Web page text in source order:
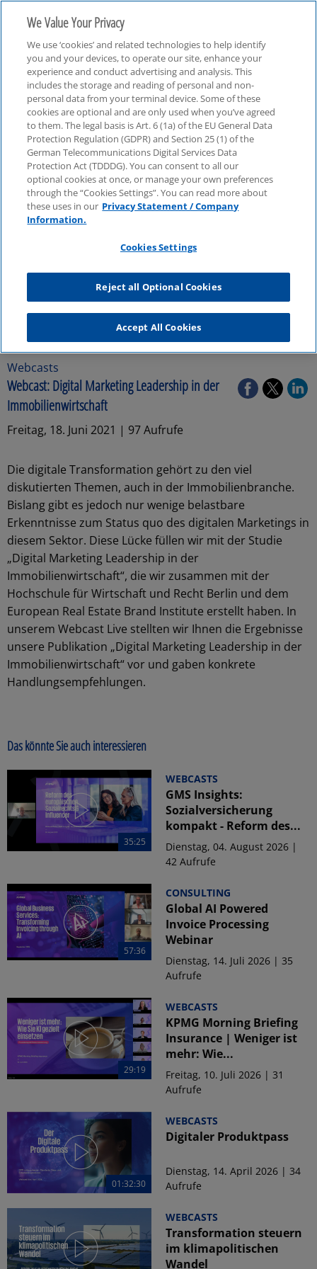
Webcasts
Webcasts
Webcast: Digital Marketing Leadership in der
Immobilienwirtschaft
Freitag, 18. Juni 2021 | 97 Aufrufe
Die digitale Transformation gehört zu den viel
diskutierten Themen, auch in der Immobilienbranche.
Bislang gibt es jedoch nur wenige belastbare
Erkenntnisse zum Status quo des digitalen Marketings in
diesem Sektor. Diese Lücke füllen wir mit der Studie
„Digital Marketing Leadership in der
Immobilienwirtschaft“, die wir zusammen mit der
Hochschule für Wirtschaft und Recht Berlin und dem
European Real Estate Brand Institute erstellt haben. In
unserem Webcast Live stellten wir Ihnen die Ergebnisse
unsere Publikation „Digital Marketing Leadership in der
Immobilienwirtschaft“ vor und gaben konkrete
Handlungsempfehlungen.
Das könnte Sie auch interessieren
35:25
WEBCASTS
GMS Insights:
Sozialversicherung
kompakt - Reform des...
Dienstag, 04. August 2026 |
42 Aufrufe
57:36
CONSULTING
Global AI Powered
Invoice Processing
Webinar
Dienstag, 14. Juli 2026 | 35
Aufrufe
29:19
WEBCASTS
KPMG Morning Briefing
Insurance | Weniger ist
mehr: Wie...
Freitag, 10. Juli 2026 | 31
Aufrufe
01:32:30
WEBCASTS
Digitaler Produktpass
Dienstag, 14. April 2026 | 34
Aufrufe
WEBCASTS
Transformation steuern
im klimapolitischen
Wandel
We Value Your Privacy
We use ‘cookies’ and related technologies to help identify
you and your devices, to operate our site, enhance your
experience and conduct advertising and analysis. This
includes the storage and reading of personal and non-
personal data from your terminal device. Some of these
cookies are optional and are only used when you’ve agreed
to them. The legal basis is Art. 6 (1a) of the EU General Data
Protection Regulation (GDPR) and Section 25 (1) of the
German Telecommunications Digital Services Data
Protection Act (TDDDG). You can consent to all our
optional cookies at once, or manage your own preferences
through the “Cookies Settings”. You can read more about
these uses in our Privacy Statement / Company
Information.
Cookies Settings
Reject all Optional Cookies
Accept All Cookies